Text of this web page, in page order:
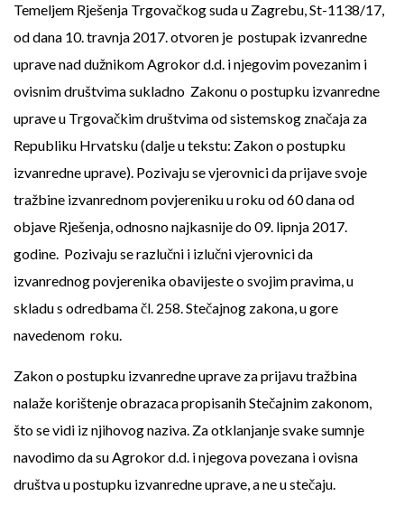
Temeljem Rješenja Trgovačkog suda u Zagrebu, St-1138/17,
od dana 10. travnja 2017. otvoren je postupak izvanredne
uprave nad dužnikom Agrokor d.d. i njegovim povezanim i
ovisnim društvima sukladno Zakonu o postupku izvanredne
uprave u Trgovačkim društvima od sistemskog značaja za
Republiku Hrvatsku (dalje u tekstu: Zakon o postupku
izvanredne uprave). Pozivaju se vjerovnici da prijave svoje
tražbine izvanrednom povjereniku u roku od 60 dana od
objave Rješenja, odnosno najkasnije do 09. lipnja 2017.
godine. Pozivaju se razlučni i izlučni vjerovnici da
izvanrednog povjerenika obavijeste o svojim pravima, u
skladu s odredbama čl. 258. Stečajnog zakona, u gore
navedenom roku.
Zakon o postupku izvanredne uprave za prijavu tražbina
nalaže korištenje obrazaca propisanih Stečajnim zakonom,
što se vidi iz njihovog naziva. Za otklanjanje svake sumnje
navodimo da su Agrokor d.d. i njegova povezana i ovisna
društva u postupku izvanredne uprave, a ne u stečaju.